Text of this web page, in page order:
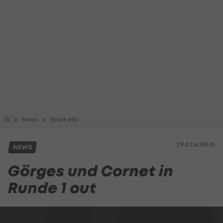
News Sport-Mix
29.07.14 09:15
NEWS
Görges und Cornet in
Runde 1 out